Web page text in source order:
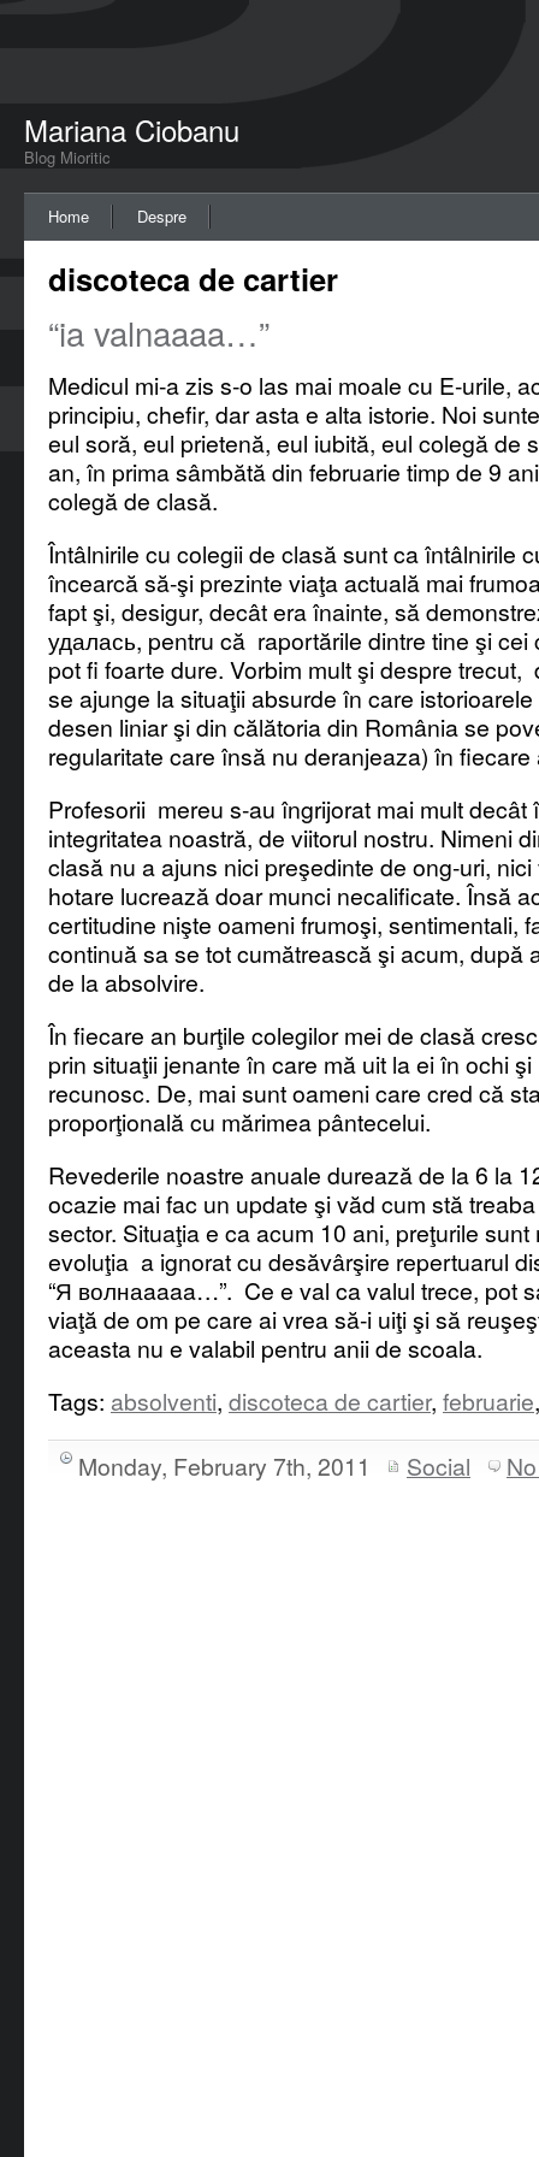
Mariana Ciobanu
Blog Mioritic
Home Despre
discoteca de cartier
“ia valnaaaa…”
Medicul mi-a zis s-o las mai moale cu E-urile,
principiu, chefir, dar asta e alta istorie. Noi
eul soră, eul prietenă, eul iubită, eul colegă de
an, în prima sâmbătă din februarie timp de 9
colegă de clasă.
Întâlnirile cu colegii de clasă sunt ca întâlnirile
încearcă să-şi prezinte viaţa actuală mai
fapt şi, desigur, decât era înainte, să
удалась, pentru că raportările dintre tine şi cei
pot fi foarte dure. Vorbim mult şi despre
se ajunge la situaţii absurde în care
desen liniar şi din călătoria din România se
regularitate care însă nu deranjeaza) în fiecare
Profesorii mereu s-au îngrijorat mai mult decât
integritatea noastră, de viitorul nostru. Nimeni
clasă nu a ajuns nici preşedinte de ong-uri,
hotare lucrează doar munci necalificate. Însă
certitudine nişte oameni frumoşi, sentimentali,
continuă sa se tot cumătrească şi acum, după
de la absolvire.
În fiecare an burţile colegilor mei de clasă
prin situaţii jenante în care mă uit la ei în ochi
recunosc. De, mai sunt oameni care cred că
proporţională cu mărimea pântecelui.
Revederile noastre anuale durează de la 6 la
ocazie mai fac un update şi văd cum stă
sector. Situaţia e ca acum 10 ani, preţurile sunt
evoluţia a ignorat cu desăvârşire repertuarul
“Я волнаaaaa…”. Ce e val ca valul trece, pot
viaţă de om pe care ai vrea să-i uiţi şi să
aceasta nu e valabil pentru anii de scoala.
Tags: absolventi, discoteca de cartier, februarie
Monday, February 7th, 2011
Social